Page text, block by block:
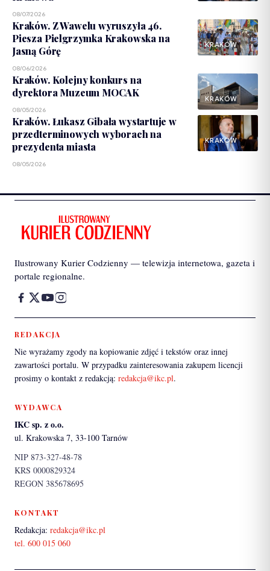
08/07/2026
KRAKÓW
Kraków. Z Wawelu wyruszyła 46.
Piesza Pielgrzymka Krakowska na
Jasną Górę
08/06/2026
KRAKÓW
Kraków. Kolejny konkurs na
dyrektora Muzeum MOCAK
08/05/2026
KRAKÓW
Kraków. Łukasz Gibała wystartuje w
przedterminowych wyborach na
prezydenta miasta
08/05/2026
Ilustrowany Kurier Codzienny — telewizja internetowa, gazeta i
portale regionalne.
REDAKCJA
Nie wyrażamy zgody na kopiowanie zdjęć i tekstów oraz innej
zawartości portalu. W przypadku zainteresowania zakupem licencji
prosimy o kontakt z redakcją: redakcja@ikc.pl.
WYDAWCA
IKC sp. z o.o.
ul. Krakowska 7, 33-100 Tarnów
NIP 873-327-48-78
KRS 0000829324
REGON 385678695
KONTAKT
Redakcja: redakcja@ikc.pl
tel. 600 015 060